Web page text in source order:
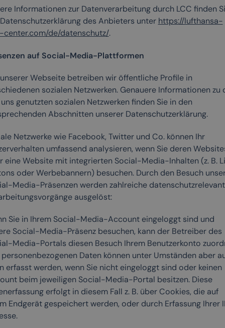
Informationen zur Datenverarbeitung durch LCC finden
des Anbieters unter https://lufthansa-
de/datenschutz/.
auf Social-Media-Plattformen
Webseite betreiben wir öffentliche Profile in
sozialen Netzwerken. Genauere Informationen zu
genutzten sozialen Netzwerken finden Sie in den
Abschnitten unserer Datenschutzerklärung.
Netzwerke wie Facebook, Twitter und Co. können Ihr
umfassend analysieren, wenn Sie deren
eine Website mit integrierten Social-Media-Inhalten (z. B.
oder Werbebannern) besuchen. Durch den Besuch
Media-Präsenzen werden zahlreiche
ausgelöst:
Sie in Ihrem Social-Media-Account eingeloggt sind und
Social-Media-Präsenz besuchen, kann der Betreiber des
Media-Portals diesen Besuch Ihrem Benutzerkonto
Daten können unter Umständen aber
erfasst werden, wenn Sie nicht eingeloggt sind oder keinen
beim jeweiligen Social-Media-Portal besitzen. Diese
erfolgt in diesem Fall z. B. über Cookies, die auf
Endgerät gespeichert werden, oder durch Erfassung Ihrer